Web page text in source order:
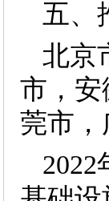
五、
北京
市，安
莞市，